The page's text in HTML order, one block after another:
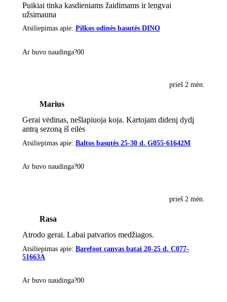
Puikiai tinka kasdieniams žaidimams ir lengvai
užsimauna
Atsiliepimas apie: Pilkos odinės basutės DINO
Ar buvo naudinga?00
prieš 2 mėn.
Marius
Gerai vėdinas, nešlapiuoja koja. Kartojam didenį dydį
antrą sezoną iš eilės
Atsiliepimas apie: Baltos basutės 25-30 d. G055-61642M
Ar buvo naudinga?00
prieš 2 mėn.
Rasa
Atrodo gerai. Labai patvarios medžiagos.
Atsiliepimas apie: Barefoot canvas batai 20-25 d. C077-
51663A
Ar buvo naudinga?00